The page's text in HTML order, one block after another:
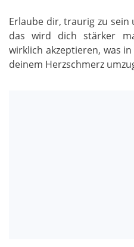
Erlaube dir, traurig zu sein
das wird dich stärker
wirklich akzeptieren, was
deinem Herzschmerz